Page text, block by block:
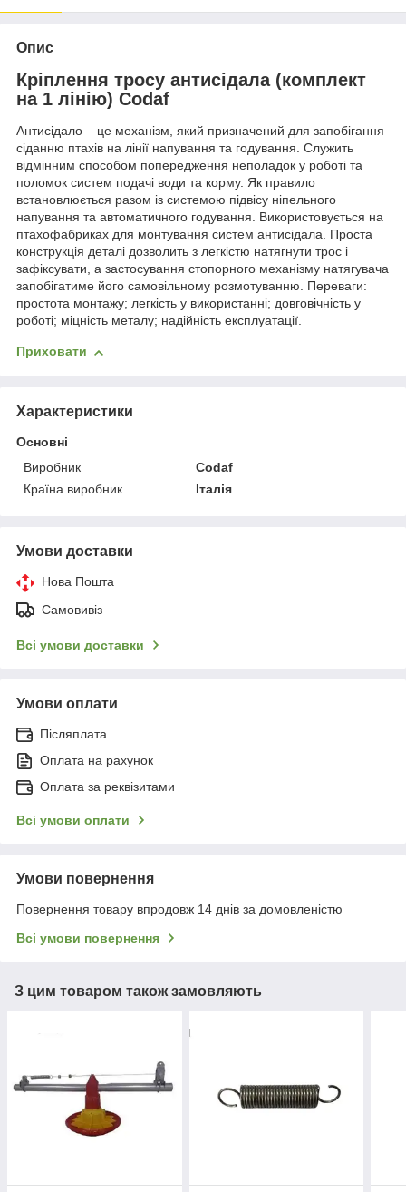
Опис
Кріплення тросу антисідала (комплект
на 1 лінію) Codaf
Антисідало – це механізм, який призначений для запобігання
сіданню птахів на лінії напування та годування. Служить
відмінним способом попередження неполадок у роботі та
поломок систем подачі води та корму. Як правило
встановлюється разом із системою підвісу ніпельного
напування та автоматичного годування. Використовується на
птахофабриках для монтування систем антисідала. Проста
конструкція деталі дозволить з легкістю натягнути трос і
зафіксувати, а застосування стопорного механізму натягувача
запобігатиме його самовільному розмотуванню. Переваги:
простота монтажу; легкість у використанні; довговічність у
роботі; міцність металу; надійність експлуатації.
Приховати
Характеристики
Основні
Виробник
Codaf
Країна виробник
Італія
Умови доставки
Нова Пошта
Самовивіз
Всі умови доставки
Умови оплати
Післяплата
Оплата на рахунок
Оплата за реквізитами
Всі умови оплати
Умови повернення
Повернення товару впродовж 14 днів за домовленістю
Всі умови повернення
З цим товаром також замовляють